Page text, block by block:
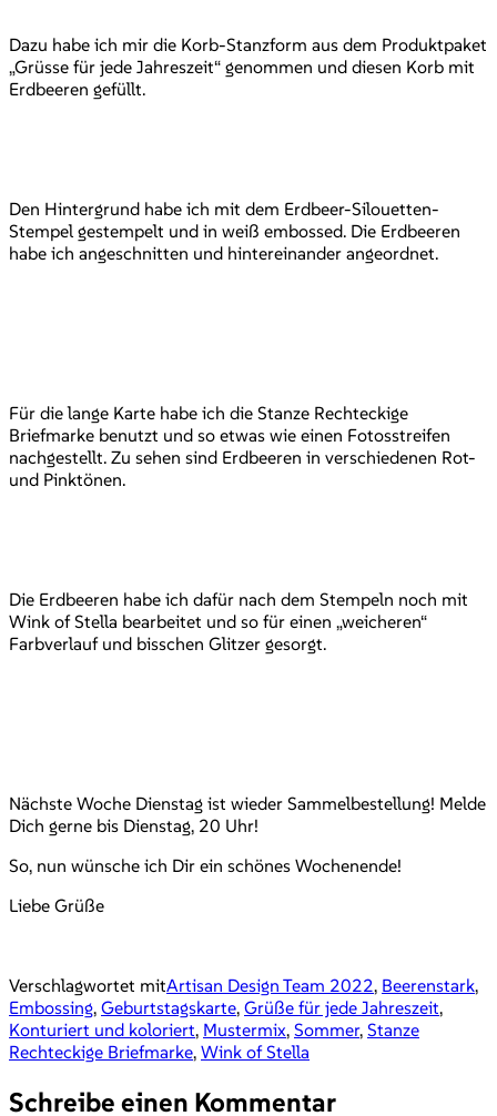
Dazu habe ich mir die Korb-Stanzform aus dem Produktpaket
„Grüsse für jede Jahreszeit“ genommen und diesen Korb mit
Erdbeeren gefüllt.
Den Hintergrund habe ich mit dem Erdbeer-Silouetten-
Stempel gestempelt und in weiß embossed. Die Erdbeeren
habe ich angeschnitten und hintereinander angeordnet.
Für die lange Karte habe ich die Stanze Rechteckige
Briefmarke benutzt und so etwas wie einen Fotosstreifen
nachgestellt. Zu sehen sind Erdbeeren in verschiedenen Rot-
und Pinktönen.
Die Erdbeeren habe ich dafür nach dem Stempeln noch mit
Wink of Stella bearbeitet und so für einen „weicheren“
Farbverlauf und bisschen Glitzer gesorgt.
Nächste Woche Dienstag ist wieder Sammelbestellung! Melde
Dich gerne bis Dienstag, 20 Uhr!
So, nun wünsche ich Dir ein schönes Wochenende!
Liebe Grüße
Verschlagwortet mitArtisan Design Team 2022, Beerenstark,
Embossing, Geburtstagskarte, Grüße für jede Jahreszeit,
Konturiert und koloriert, Mustermix, Sommer, Stanze
Rechteckige Briefmarke, Wink of Stella
Schreibe einen Kommentar